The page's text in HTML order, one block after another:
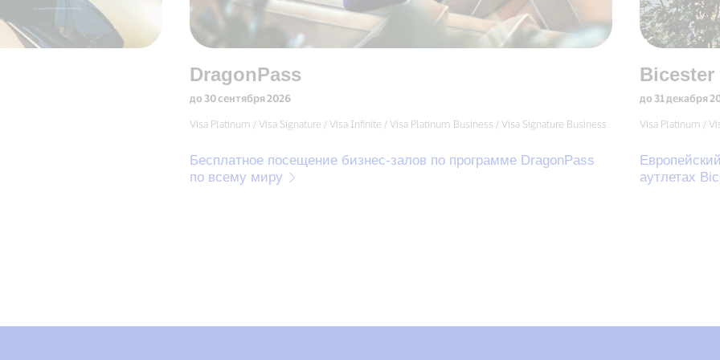
DragonPass
до 30 сентября 2026
Visa Platinum / Visa Signature / Visa Infinite / Visa Platinum Business / Visa Signature Business
Бесплатное посещение бизнес-залов по программе DragonPass
по всему миру
Bicester
до 31 декабря 2026
Visa Platinum / Visa Signature
Европейский
аутлетах Bicester